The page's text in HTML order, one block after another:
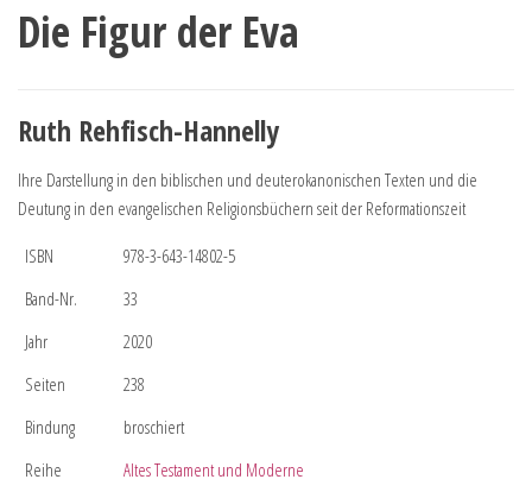
Die Figur der Eva
Ruth Rehfisch-Hannelly
Ihre Darstellung in den biblischen und deuterokanonischen Texten und die
Deutung in den evangelischen Religionsbüchern seit der Reformationszeit
ISBN
978-3-643-14802-5
Band-Nr.
33
Jahr
2020
Seiten
238
Bindung
broschiert
Reihe
Altes Testament und Moderne